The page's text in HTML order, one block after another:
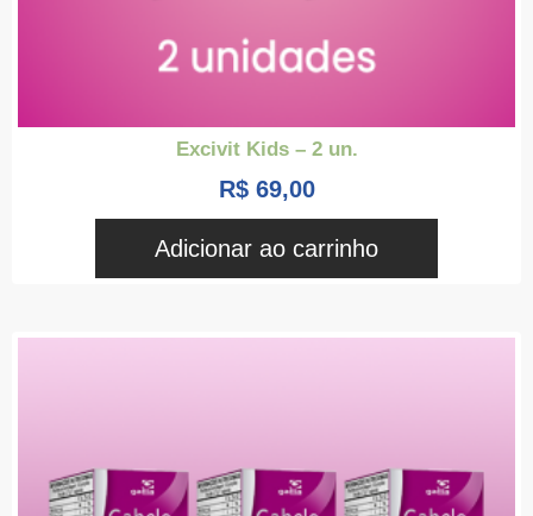
Excivit Kids – 2 un.
R$69,00
Adicionar ao carrinho